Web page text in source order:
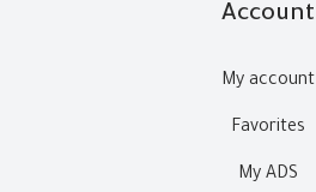
Account
My account
Favorites
My ADS